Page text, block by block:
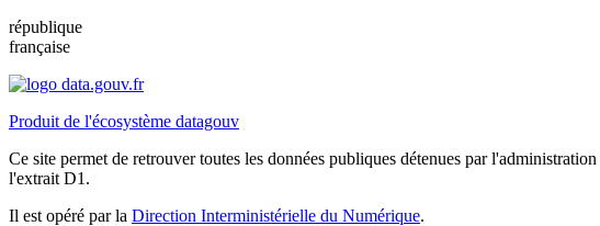
république
française
Produit de l'écosystème datagouv
Ce site permet de retrouver toutes les données publiques détenues par
l'extrait D1.
Il est opéré par la Direction Interministérielle du Numérique.